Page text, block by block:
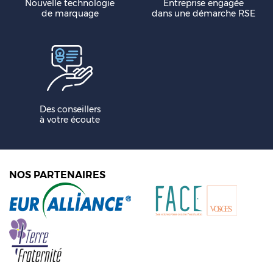
Nouvelle technologie
de marquage
Entreprise engagée
dans une démarche RSE
Des conseillers
à votre écoute
NOS PARTENAIRES